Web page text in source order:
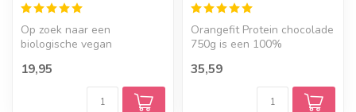
Op zoek naar een
biologische vegan
eiwitinname moe...
19,95
Orangefit Protein chocolade
750g is een 100%
gemaakt v...
35,59